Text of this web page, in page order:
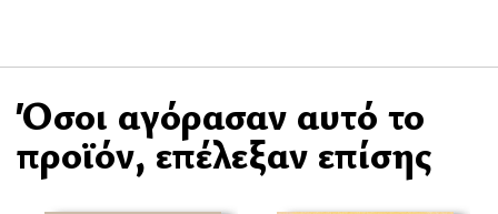
Όσοι αγόρασαν αυτό το
προϊόν, επέλεξαν επίσης